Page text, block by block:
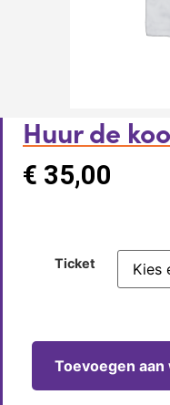
Huur de
€ 35,00
Ticket
Toevoegen